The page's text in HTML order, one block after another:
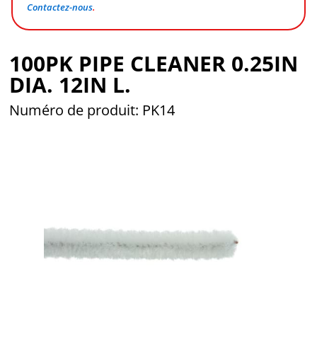
Contactez-nous.
100PK PIPE CLEANER 0.25IN
DIA. 12IN L.
Numéro de produit: PK14